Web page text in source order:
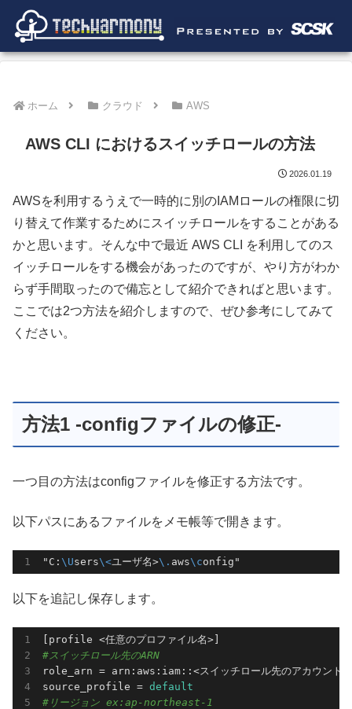
ホーム クラウド AWS
AWS CLI におけるスイッチロールの方法
2026.01.19
AWSを利用するうえで一時的に別のIAMロールの権限に切
り替えて作業するためにスイッチロールをすることがある
かと思います。そんな中で最近 AWS CLI を利用してのス
イッチロールをする機会があったのですが、やり方がわか
らず手間取ったので備忘として紹介できればと思います。
ここでは2つ方法を紹介しますので、ぜひ参考にしてみて
ください。
方法1 -configファイルの修正-
一つ目の方法はconfigファイルを修正する方法です。
以下パスにあるファイルをメモ帳等で開きます。
"C:\Users\<ユーザ名>\. aws\config"
以下を追記し保存します。
#スイッチロール先のARN
role_arn = arn:aws:iam::<スイッチロール先のアカウン
source_profile =
#リージョン ex:ap-northeast-1